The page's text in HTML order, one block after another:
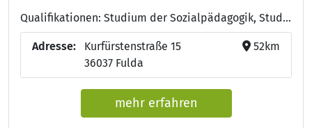
Qualifikationen: Studium der Sozialpädagogik, Studium der Psychologie , Psychoonkologie (DKG)
Adresse:
Kurfürstenstraße 15
36037 Fulda
52km
mehr erfahren